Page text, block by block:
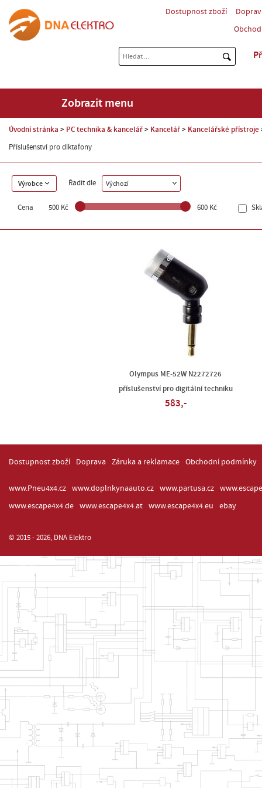
Dostupnost zboží
Zobrazit menu
Úvodní stránka PC technika & kancelář Kancelář Kancelářské přístroje
Příslušenství pro diktafony
Výrobce Řadit dle Výchozí
Cena 500 Kč 600 Kč
Olympus ME-52W N2272726
příslušenství pro digitální techniku
583,-
Dostupnost zboží Doprava Záruka a reklamace Obchodní podmínky
www.Pneu4x4.cz www.doplnkynaauto.cz www.partusa.cz
www.escape4x4.de
www.escape4x4.at www.escape4x4.eu ebay
© 2015 - 2026, DNA Elektro